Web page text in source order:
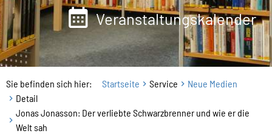
Veranstaltungskalender
Sie befinden sich hier: Startseite Service
Neue Medien
Detail
Jonas Jonasson: Der verliebte Schwarzbrenner und wie er die
Welt sah